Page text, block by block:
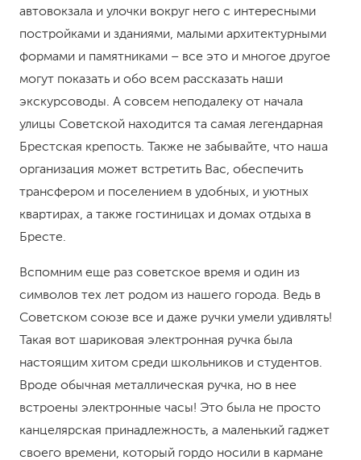
автовокзала и улочки вокруг него с интересными
постройками и зданиями, малыми архитектурными
формами и памятниками – все это и многое другое
могут показать и обо всем рассказать наши
экскурсоводы. А совсем неподалеку от начала
улицы Советской находится та самая легендарная
Брестская крепость. Также не забывайте, что наша
организация может встретить Вас, обеспечить
трансфером и поселением в удобных, и уютных
квартирах, а также гостиницах и домах отдыха в
Бресте.
Вспомним еще раз советское время и один из
символов тех лет родом из нашего города. Ведь в
Советском союзе все и даже ручки умели удивлять!
Такая вот шариковая электронная ручка была
настоящим хитом среди школьников и студентов.
Вроде обычная металлическая ручка, но в нее
встроены электронные часы! Это была не просто
канцелярская принадлежность, а маленький гаджет
своего времени, который гордо носили в кармане